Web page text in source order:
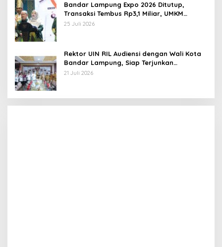
Bandar Lampung Expo 2026 Ditutup,
Transaksi Tembus Rp3,1 Miliar, UMKM
Kuliner Jadi Penggerak
25 Juli 2026
Rektor UIN RIL Audiensi dengan Wali Kota
Bandar Lampung, Siap Terjunkan
Mahasiswa KKN Transformatif 2026
21 Juli 2026